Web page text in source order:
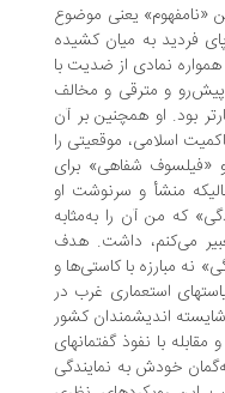
یعنی موضوع
به میان کشیده
نمادی از ضدیت با
مترقی و مخالف
او همچنین بر آن
موقعیتی را
شفاهی» برای
و سرنوشت او
آن را به‏‌مثابه
داشت. هدف
با کاستی‏‌ها و
استعماری غرب در
اندیشمندان کشور
نفوذ گفتمان‏های
به نمایندگی